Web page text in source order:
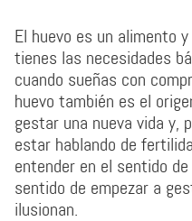
El huevo es un alimento
tienes las necesidades
cuando sueñas con
huevo también es el
gestar una nueva vida y,
estar hablando de
entender en el sentido
sentido de empezar a
ilusionan.